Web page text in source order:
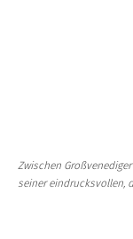
Zwischen
seiner eindrucksvollen,